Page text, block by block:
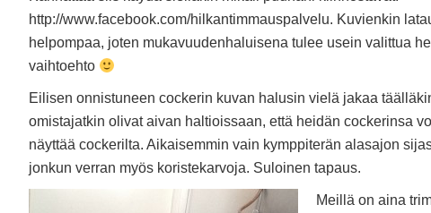
http://www.facebook.com/hilkantimmauspalvelu. Kuvienkin
helpompaa, joten mukavuudenhaluisena tulee usein valittua
vaihtoehto
Eilisen onnistuneen cockerin kuvan halusin vielä jakaa
omistajatkin olivat aivan haltioissaan, että heidän cockerinsa
näyttää cockerilta. Aikaisemmin vain kymppiterän alasajon
jonkun verran myös koristekarvoja. Suloinen tapaus.
Meillä on aina